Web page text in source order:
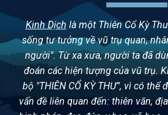
Kinh Dịch là một Thiên Cổ Kỳ
sống tư tưởng về vũ trụ quan,
người". Từ xa xưa, người ta đã
đoán các hiện tượng của vũ trụ.
bộ "THIÊN CỔ KỲ THƯ", vì có thể
vấn đề liên quan đến: thiên văn,